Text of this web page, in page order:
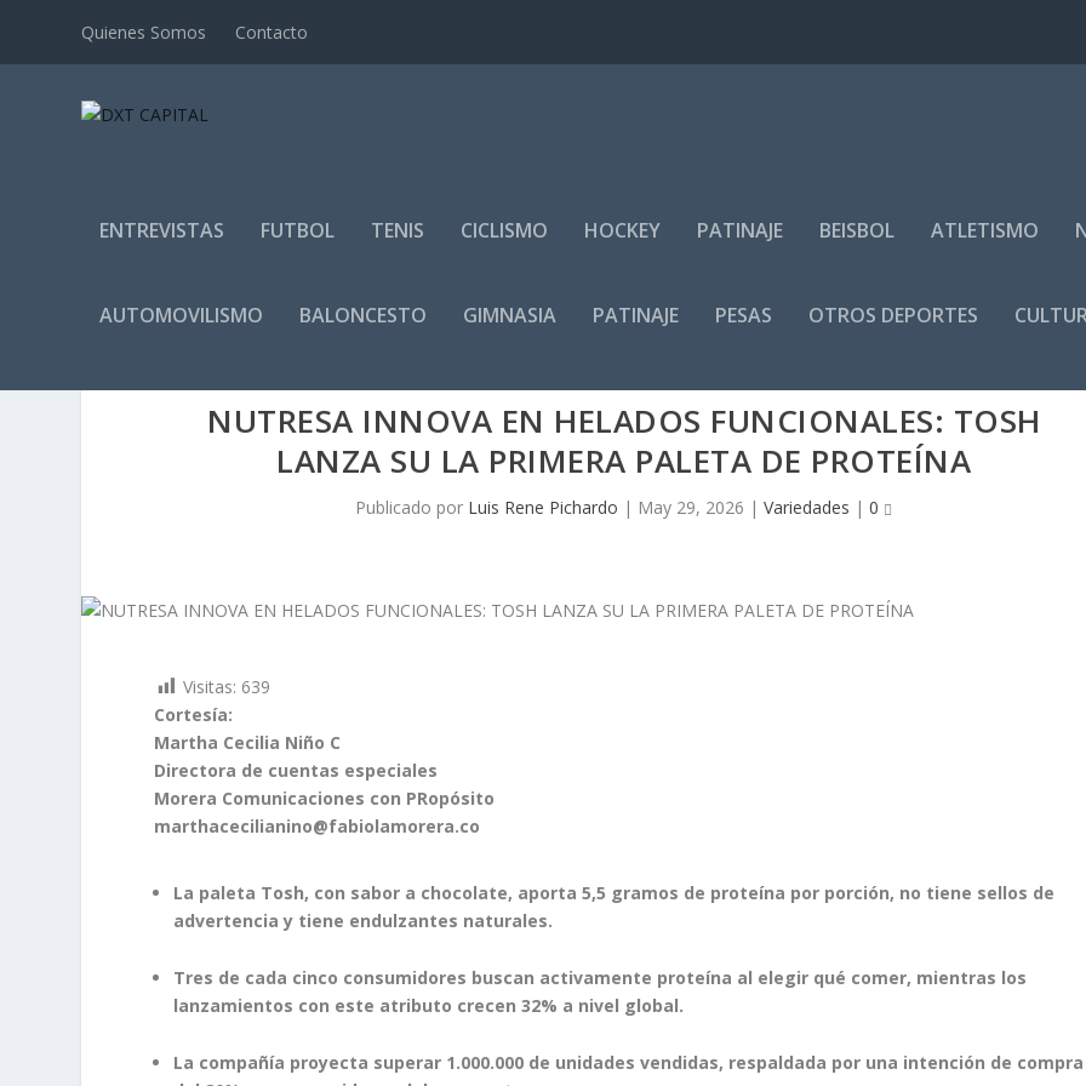
Quienes Somos Contacto
ENTREVISTAS FUTBOL TENIS CICLISMO HOCKEY PATINAJE BEISBOL ATLETISMO
AUTOMOVILISMO BALONCESTO GIMNASIA PATINAJE PESAS OTROS DEPORTES
NUTRESA INNOVA EN HELADOS FUNCIONALES: TOSH
LANZA SU LA PRIMERA PALETA DE PROTEÍNA
Publicado por Luis Rene Pichardo | May 29, 2026 |Variedades |0
Visitas: 639
Cortesía:
Martha Cecilia Niño C
Directora de cuentas especiales
Morera Comunicaciones con PRopósito
marthacecilianino@fabiolamorera.co
La paleta Tosh, con sabor a chocolate, aporta 5,5 gramos de proteína por porción, no tiene sellos de
advertencia y tiene endulzantes naturales.
Tres de cada cinco consumidores buscan activamente proteína al elegir qué comer, mientras los
lanzamientos con este atributo crecen 32% a nivel global.
La compañía proyecta superar 1.000.000 de unidades vendidas, respaldada por una intención de compra